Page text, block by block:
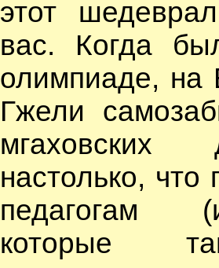
этот
вас. Когда
олимпиаде, на
Гжели
настолько,
педагогам
которые